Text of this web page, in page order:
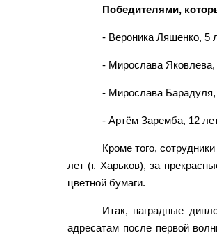
Победителями,
- Вероника Ляшенко, 5
- Мирослава Яковлева,
- Мирослава Барадуля,
- Артём Заремба, 12
Кроме того,
лет (г. Харьков), за
цветной бумаги.
Итак, наградные
адресатам после первой